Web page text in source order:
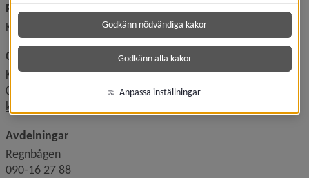
Placering, uppsägning av plats, inkomstuppgifter
Kontakta pedagogiska placeringsenheten
Områdeschef förskolor Nordöst
Katarina Stillesjö Vilhelmsson
090-16 27 05
katarina.vilhelmsson@umea.se
Avdelningar
Regnbågen
090-16 27 88
Godkänn nödvändiga kakor
Godkänn alla kakor
Anpassa inställningar